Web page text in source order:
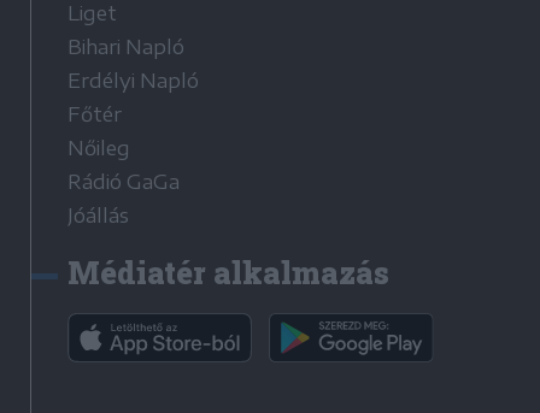
Liget
Bihari Napló
Erdélyi Napló
Főtér
Nőileg
Rádió GaGa
Jóállás
Médiatér alkalmazás